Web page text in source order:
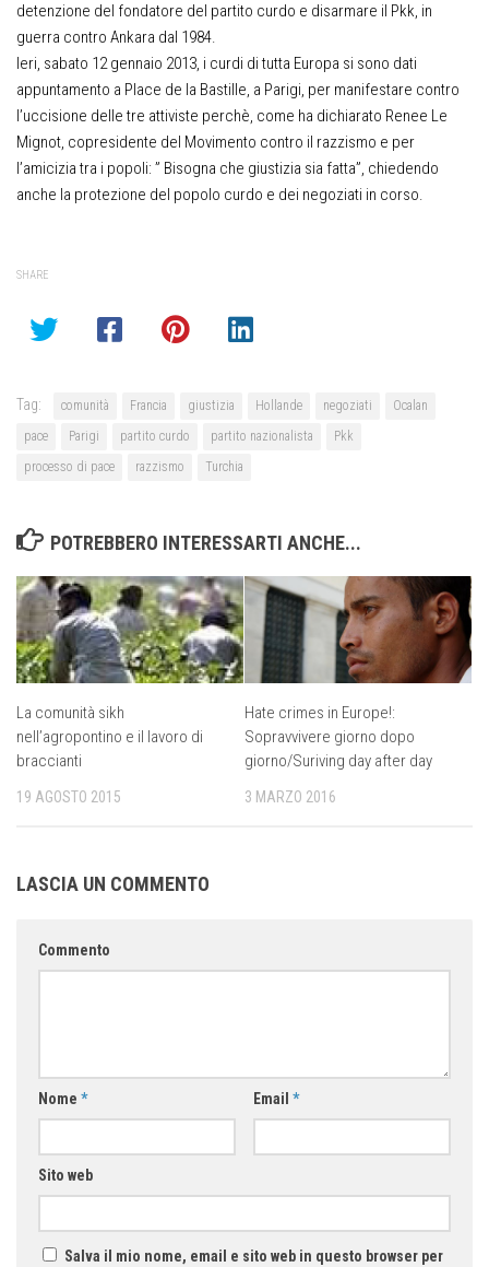
detenzione del fondatore del partito curdo e disarmare il Pkk, in
guerra contro Ankara dal 1984.
Ieri, sabato 12 gennaio 2013, i curdi di tutta Europa si sono dati
appuntamento a Place de la Bastille, a Parigi, per manifestare contro
l’uccisione delle tre attiviste perchè, come ha dichiarato Renee Le
Mignot, copresidente del Movimento contro il razzismo e per
l’amicizia tra i popoli: ” Bisogna che giustizia sia fatta”, chiedendo
anche la protezione del popolo curdo e dei negoziati in corso.
SHARE
Tag: comunità Francia giustizia Hollande negoziati
Ocalan
pace
Parigi partito curdo partito nazionalista
Pkk
processo di pace
razzismo Turchia
POTREBBERO INTERESSARTI ANCHE...
La comunità sikh
nell’agropontino e il lavoro di
braccianti
19 AGOSTO 2015
Hate crimes in Europe!:
Sopravvivere giorno dopo
giorno/Suriving day after day
3 MARZO 2016
LASCIA UN COMMENTO
Commento
Nome * Email *
Sito web
Salva il mio nome, email e sito web in questo browser per